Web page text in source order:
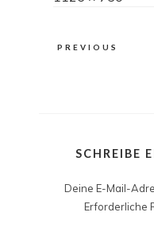
PREVIOUS
SCHREIBE
Deine E-Mail-
Erforderliche